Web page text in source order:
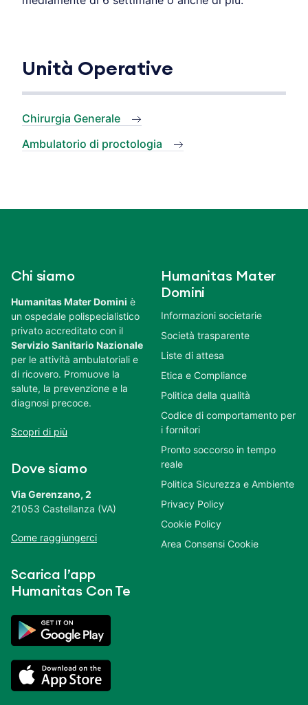
Unità Operative
Chirurgia Generale
Ambulatorio di proctologia
Chi siamo
Humanitas Mater Domini è
un ospedale polispecialistico
privato accreditato con il
Servizio Sanitario Nazionale
per le attività ambulatoriali e
di ricovero. Promuove la
salute, la prevenzione e la
diagnosi precoce.
Scopri di più
Dove siamo
Via Gerenzano, 2
21053 Castellanza (VA)
Come raggiungerci
Scarica l’app
Humanitas Con Te
Humanitas Mater
Domini
Informazioni societarie
Società trasparente
Liste di attesa
Etica e Compliance
Politica della qualità
Codice di comportamento per
i fornitori
Pronto soccorso in tempo
reale
Politica Sicurezza e Ambiente
Privacy Policy
Cookie Policy
Area Consensi Cookie